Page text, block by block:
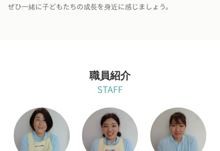
ぜひ一緒に子どもたちの成長を身近に感じましょう。
職員紹介
STAFF